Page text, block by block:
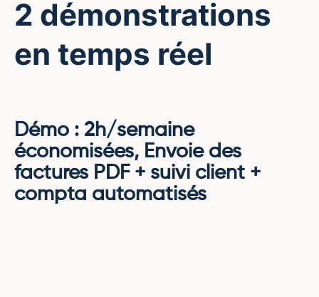
2 démonstrations
en temps réel
Démo : 2h/semaine
économisées, Envoie des
factures PDF + suivi client +
compta automatisés